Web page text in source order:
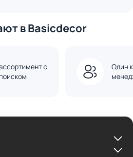
в Basicdecor
с
Один